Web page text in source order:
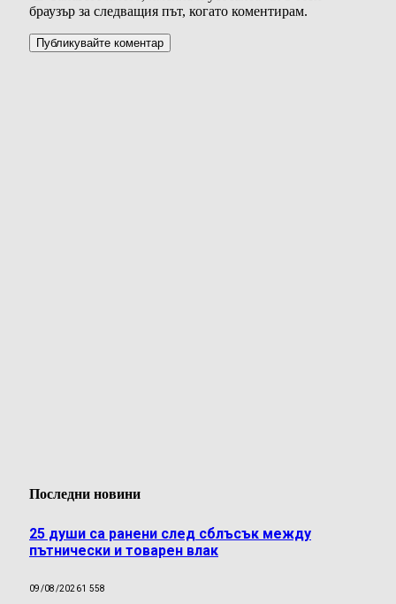
браузър за следващия път, когато коментирам.
Последни новини
25 души са ранени след сблъсък между
пътнически и товарен влак
09/08/20261 558